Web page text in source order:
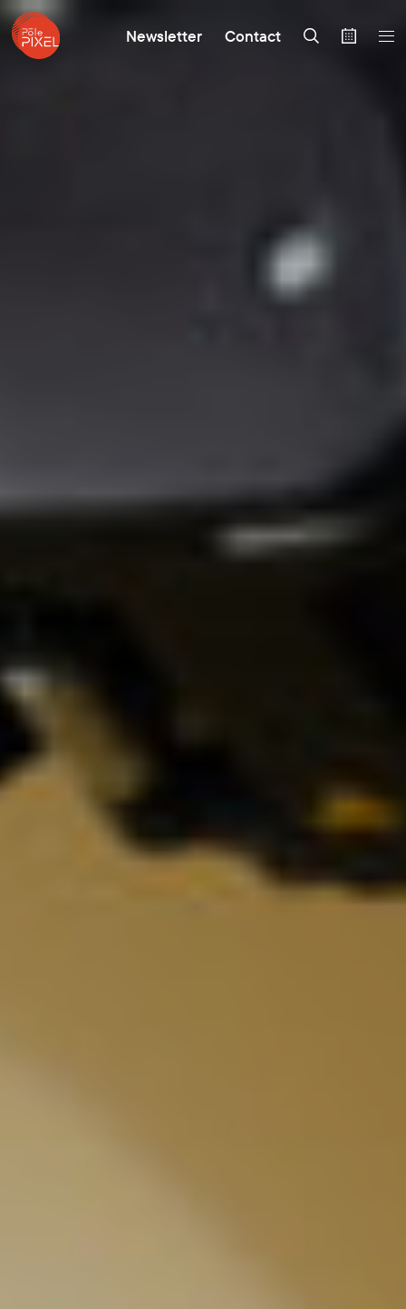
Newsletter Contact